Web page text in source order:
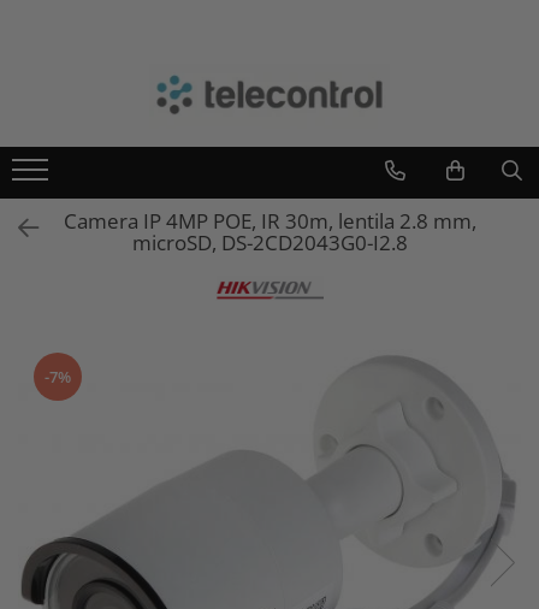
Teletask
IntelightCamera IP 4MP POE, IR 30m, lentila 2.8 mm,
microSD, DS-2CD2043G0-I2.8
-7%